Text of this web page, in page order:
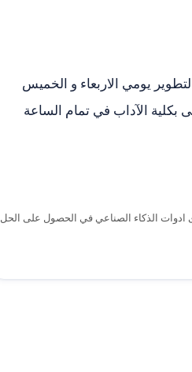
يومي الاربعاء و الخميس
الملتقى بكلية الآداب في تمام الساعة
ادوات الذكاء الصناعي في الحصول على الحل